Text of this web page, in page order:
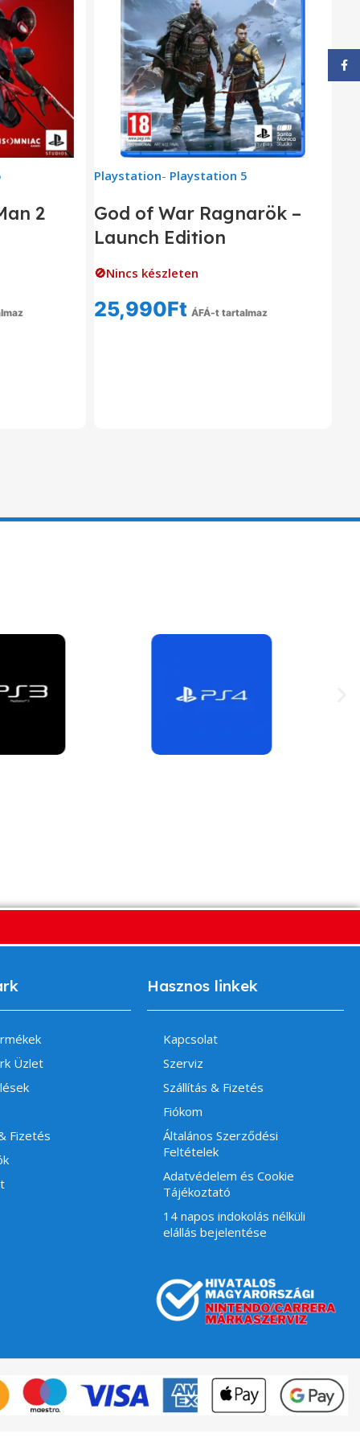
2
Playstation- Playstation 5
God of War Ragnarök –
Launch Edition
🚫Nincs készleten
25,990Ft ÁFÁ-t tartalmaz
Üzlet
Fizetés
Hasznos linkek
Kapcsolat
Szerviz
Szállítás & Fizetés
Fiókom
Általános Szerződési
Feltételek
Adatvédelem és Cookie
Tájékoztató
14 napos indokolás nélküli
elállás bejelentése